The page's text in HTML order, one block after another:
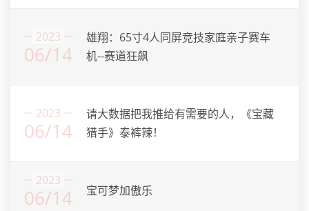
2023
06/14
雄翔：65寸4人同屏竞技家庭亲子赛车
机--赛道狂飙
2023
06/14
请大数据把我推给有需要的人，《宝藏
猎手》泰裤辣！
2023
06/14 宝可梦加傲乐